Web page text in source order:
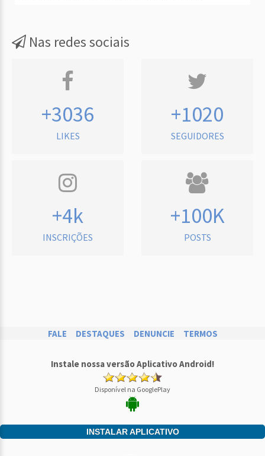
Nas redes sociais
+3036
LIKES
+1020
SEGUIDORES
+4k
INSCRIÇÕES
+100K
POSTS
FALE DESTAQUES DENUNCIE TERMOS
Instale nossa versão Aplicativo Android!
Disponível na GooglePlay
INSTALAR APLICATIVO